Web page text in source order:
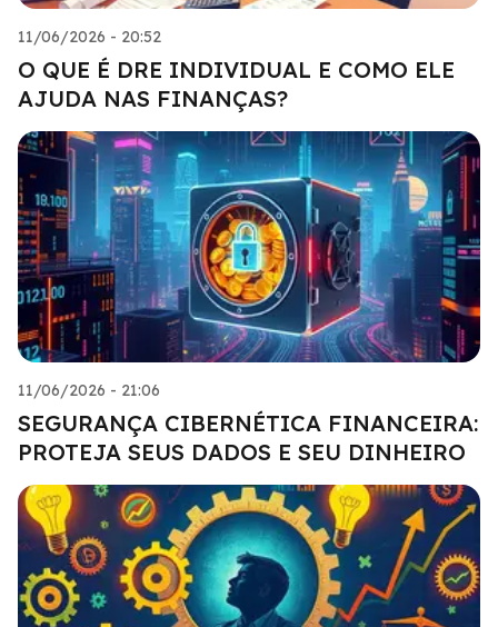
11/06/2026 - 20:52
O QUE É DRE INDIVIDUAL E COMO ELE
AJUDA NAS FINANÇAS?
11/06/2026 - 21:06
SEGURANÇA CIBERNÉTICA FINANCEIRA:
PROTEJA SEUS DADOS E SEU DINHEIRO